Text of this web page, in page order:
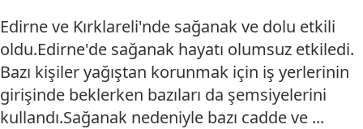
Edirne ve Kırklareli'nde sağanak ve dolu etkili
oldu.Edirne'de sağanak hayatı olumsuz etkiledi.
Bazı kişiler yağıştan korunmak için iş yerlerinin
girişinde beklerken bazıları da şemsiyelerini
kullandı.Sağanak nedeniyle bazı cadde ve ...